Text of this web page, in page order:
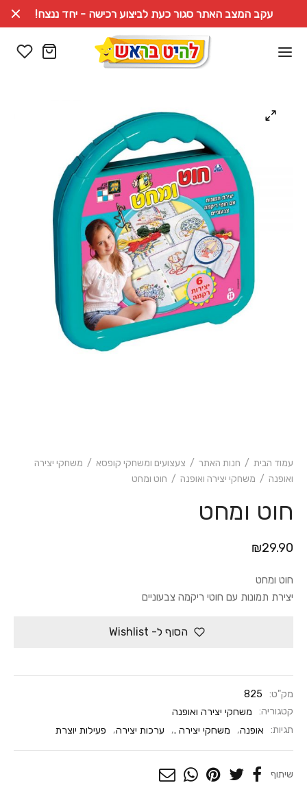
עקב המצב האתר סגור כעת לביצוע רכישה - יחד ננצח!
עמוד הבית / חנות האתר / צעצועים ומשחקי קופסא / משחקי יצירה
ואופנה / משחקי יצירה ואופנה / חוט ומחט
חוט ומחט
₪29.90
חוט ומחט
יצירת תמונות עם חוטי ריקמה צבעוניים
הסוף ל- Wishlist
מק"ט:
825
קטגוריה:
משחקי יצירה ואופנה
תגיות:
אופנה, משחקי יצירה ., ערכות יצירה, פעילות יוצרת
שיתוף